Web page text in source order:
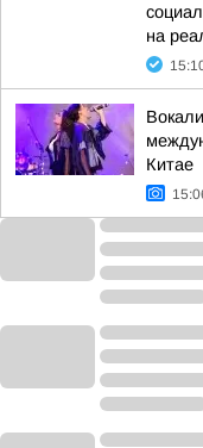
на
Китае